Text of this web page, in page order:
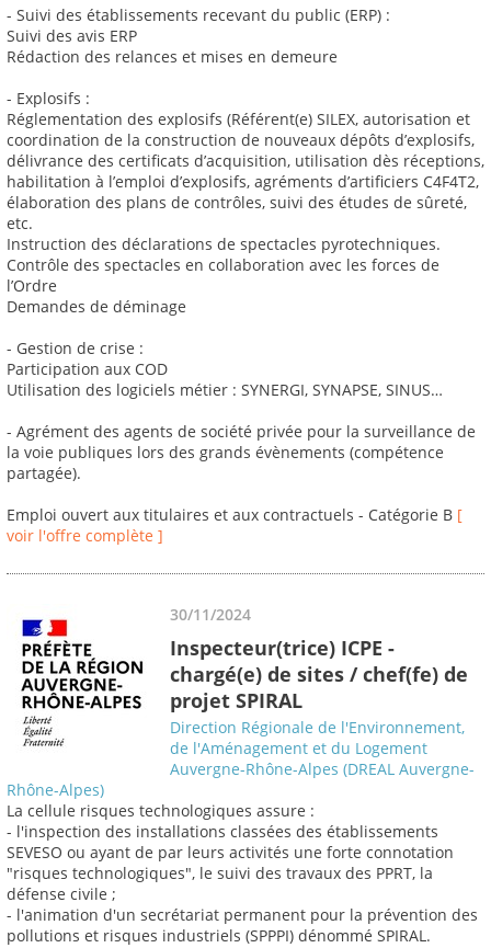
- Suivi des établissements recevant du public (ERP) :
Suivi des avis ERP
Rédaction des relances et mises en demeure
- Explosifs :
Réglementation des explosifs (Référent(e) SILEX, autorisation et
coordination de la construction de nouveaux dépôts d’explosifs,
délivrance des certificats d’acquisition, utilisation dès réceptions,
habilitation à l’emploi d’explosifs, agréments d’artificiers C4F4T2,
élaboration des plans de contrôles, suivi des études de sûreté,
etc.
Instruction des déclarations de spectacles pyrotechniques.
Contrôle des spectacles en collaboration avec les forces de
l’Ordre
Demandes de déminage
- Gestion de crise :
Participation aux COD
Utilisation des logiciels métier : SYNERGI, SYNAPSE, SINUS…
- Agrément des agents de société privée pour la surveillance de
la voie publiques lors des grands évènements (compétence
partagée).
Emploi ouvert aux titulaires et aux contractuels - Catégorie B [
voir l'offre complète ]
30/11/2024
Inspecteur(trice) ICPE -
chargé(e) de sites / chef(fe) de
projet SPIRAL
Direction Régionale de l'Environnement,
de l'Aménagement et du Logement
Auvergne-Rhône-Alpes (DREAL Auvergne-
Rhône-Alpes)
La cellule risques technologiques assure :
- l'inspection des installations classées des établissements
SEVESO ou ayant de par leurs activités une forte connotation
"risques technologiques", le suivi des travaux des PPRT, la
défense civile ;
- l'animation d'un secrétariat permanent pour la prévention des
pollutions et risques industriels (SPPPI) dénommé SPIRAL.